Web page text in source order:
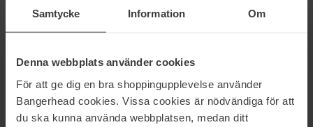
Samtycke Information Om
Denna webbplats använder cookies
För att ge dig en bra shoppingupplevelse använder
Bangerhead cookies. Vissa cookies är nödvändiga för att
du ska kunna använda webbplatsen, medan ditt
Hismile
20 pcs
9 €
Hismile
20 pcs
Hismile Hismile